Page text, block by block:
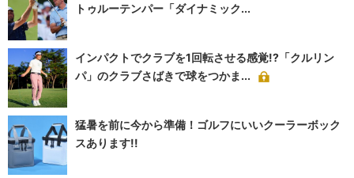
トゥルーテンパー「ダイナミック...
インパクトでクラブを1回転させる感覚!?「クルリン
パ」のクラブさばきで球をつかま...
猛暑を前に今から準備！ゴルフにいいクーラーボック
スあります!!